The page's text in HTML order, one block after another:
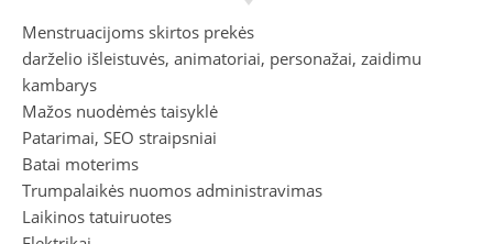
Menstruacijoms skirtos prekės
darželio išleistuvės, animatoriai, personažai, zaidimu
kambarys
Mažos nuodėmės taisyklė
Patarimai, SEO straipsniai
Batai moterims
Trumpalaikės nuomos administravimas
Laikinos tatuiruotes